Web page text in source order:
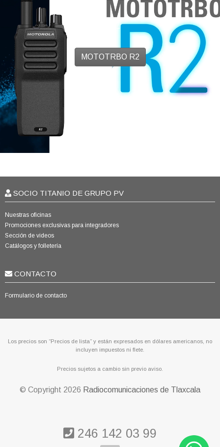
MOTOTRBO R2
SOCIO TITANIO DE GRUPO PV
Nuestras oficinas
Promociones exclusivas para integradores
Sección de videos
Catálogos y folletería
CONTACTO
Formulario de contacto
Los precios son “Precios de lista” y están expresados en dólares americanos, no
incluyen impuestos ni flete.
Precios sujetos a cambio sin previo aviso.
© Copyright 2026 Radiocomunicaciones de Tlaxcala
246 142 03 99